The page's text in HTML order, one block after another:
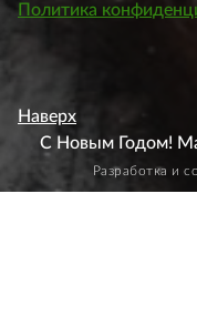
Политика
Наверх
С Новым Годом!
Разработка и